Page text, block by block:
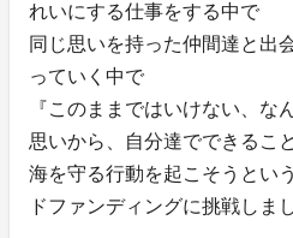
れいにする仕事をする中で
同じ思いを持った仲間達と出
っていく中で
『このままではいけない、な
思いから、自分達でできるこ
海を守る行動を起こそうとい
ドファンディングに挑戦しま